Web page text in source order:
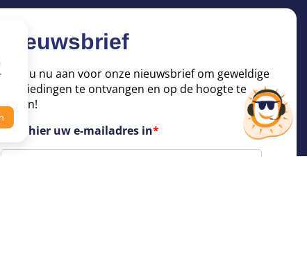
Nieuwsbrief
Meld u nu aan voor onze nieuwsbrief om geweldige
aanbiedingen te ontvangen en op de hoogte te
blijven!
Voer hier uw e-mailadres in*